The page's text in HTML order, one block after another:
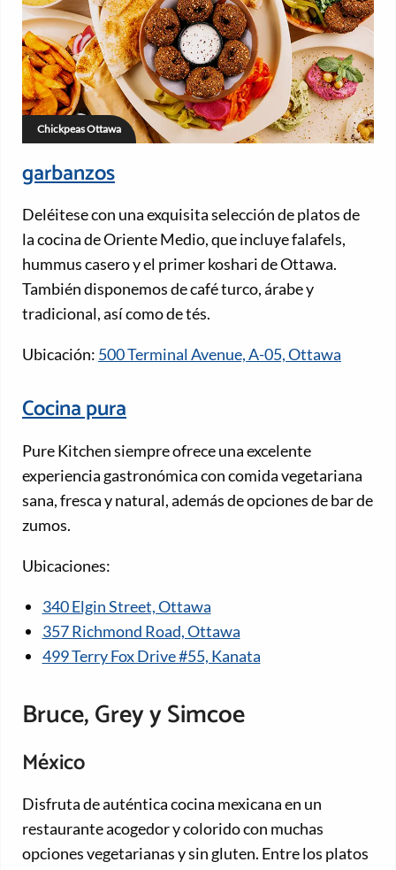
Chickpeas Ottawa
garbanzos
Deléitese con una exquisita selección de platos de
la cocina de Oriente Medio, que incluye falafels,
hummus casero y el primer koshari de Ottawa.
También disponemos de café turco, árabe y
tradicional, así como de tés.
Ubicación: 500 Terminal Avenue, A-05, Ottawa
Cocina pura
Pure Kitchen siempre ofrece una excelente
experiencia gastronómica con comida vegetariana
sana, fresca y natural, además de opciones de bar de
zumos.
Ubicaciones:
340 Elgin Street, Ottawa
357 Richmond Road, Ottawa
499 Terry Fox Drive #55, Kanata
Bruce, Grey y Simcoe
México
Disfruta de auténtica cocina mexicana en un
restaurante acogedor y colorido con muchas
opciones vegetarianas y sin gluten. Entre los platos